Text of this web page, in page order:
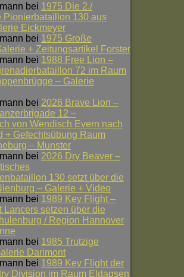
bei 1975 Die 2./
Pionierbataillon 130 aus
Eickmeyer
bei 1975 Große
+ Zeitungsartikel Forster
bei 1988 Free Lion –
72 im Raum
– Galerie
bei 2026 Brave Lion –
12 –
von Wendisch Evern nach
+ Gefechtsübung Raum
– Munster
bei 2026 Dry Beaver –
130 setzt über die
– Galerie + Video
bei 1989 Key Flight –
Lancers setzen über die
/ Region Hannover
bei 1985 Trutzige
Darimont
bei 1989 Key Flight der
Division im Raum Eldagsen